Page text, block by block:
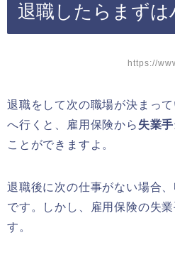
退職したらまずは
https://
退職をして次の職場が決まっ
へ行くと、雇用保険から 失業手
ことができますよ。
退職後に次の仕事がない場合
です。しかし、雇用保険の失
す。